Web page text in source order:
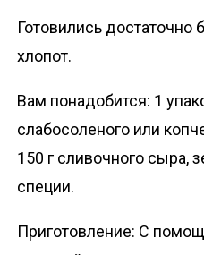
Готовились достаточно
хлопот.
Вам понадобится: 1
слабосоленого или
150 г сливочного сыра,
специи.
Приготовление: С